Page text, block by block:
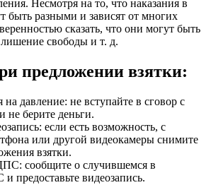
Несмотря на то, что наказания в
быть разными и зависят от многих
сказать, что они могут быть
свободы и т. д.
предложении взятки:
на давление: не вступайте в сговор с
не берите деньги.
если есть возможность, с
или другой видеокамеры снимите
взятки.
сообщите о случившемся в
предоставьте видеозапись.